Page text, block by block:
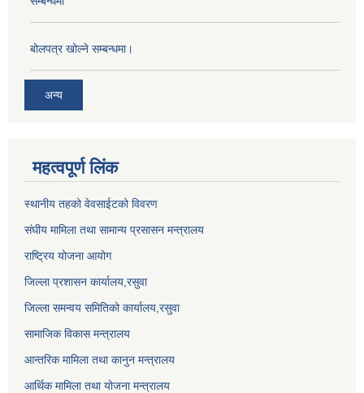
बोलपत्र खोल्ने सम्बन्धमा।
अन्य
महत्वपूर्ण लिंक
स्थानीय तहको वेवसाईटको विवरण
संघीय मामिला तथा सामान्य प्रसासन मन्त्रालय
राष्ट्रिय योजना आयोग
जिल्ला प्रशासन कार्यालय, रसुवा
जिल्ला समन्वय समितिको कार्यालय, रसुवा
सामाजिक विकास मन्त्रालय
आन्तरिक मामिला तथा कानुन मन्त्रालय
आर्थिक मामिला तथा योजना मन्त्रालय